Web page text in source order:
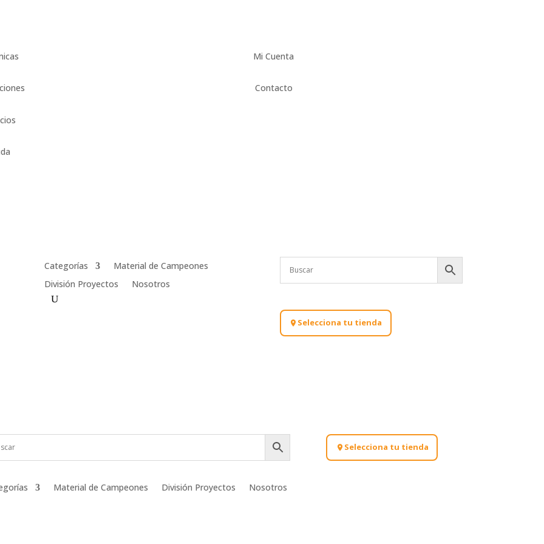
Mi Cuenta
Contacto
Categorías
Material de Campeones
División Proyectos
Nosotros
Selecciona tu tienda
Material de Campeones División Proyectos Nosotros
Selecciona tu tienda